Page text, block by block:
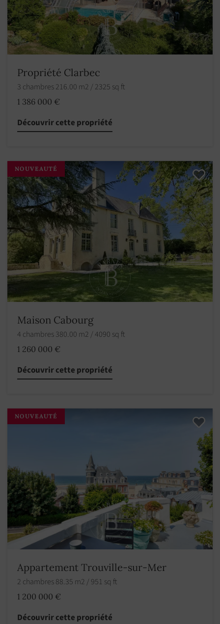
Propriété Clarbec
3 chambres 216.00 m2 / 2325 sq ft
1 386 000 €
Découvrir cette propriété
NOUVEAUTÉ
Maison Cabourg
4 chambres 380.00 m2 / 4090 sq ft
1 260 000 €
Découvrir cette propriété
NOUVEAUTÉ
Appartement Trouville-sur-Mer
2 chambres 88.35 m2 / 951 sq ft
1 200 000 €
Découvrir cette propriété